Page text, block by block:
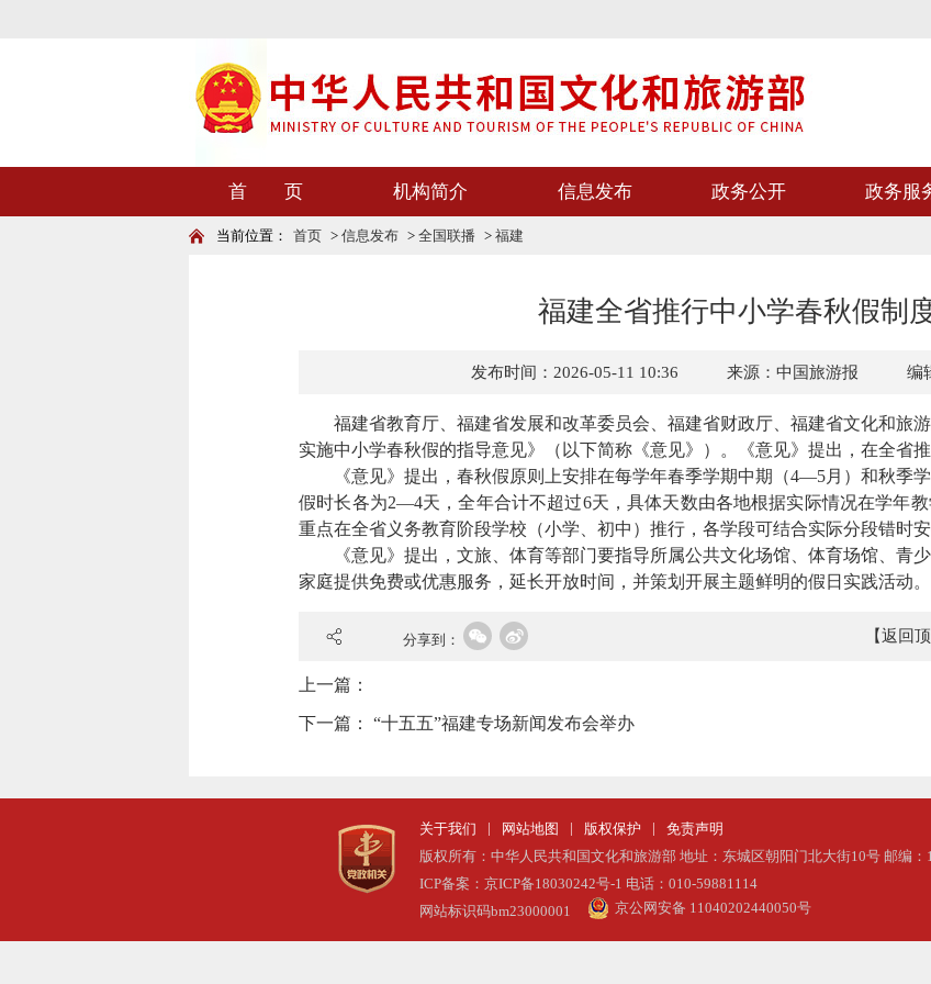
首 页 机构简介 信息发布 政务公开 政务服
当前位置： 首页 > 信息发布 > 全国联播 > 福建
福建全省推行中小学春秋假制
发布时间：2026-05-11 10:36 来源：中国旅游报 编
福建省教育厅、福建省发展和改革委员会、福建省财政厅、福建省文化和旅
实施中小学春秋假的指导意见》（以下简称《意见》）。《意见》提出，在全省推
《意见》提出，春秋假原则上安排在每学年春季学期中期（4—5月）和秋季
假时长各为2—4天，全年合计不超过6天，具体天数由各地根据实际情况在学年
重点在全省义务教育阶段学校（小学、初中）推行，各学段可结合实际分段错时安
《意见》提出，文旅、体育等部门要指导所属公共文化场馆、体育场馆、青少
家庭提供免费或优惠服务，延长开放时间，并策划开展主题鲜明的假日实践活动。
分享到： 【返回
上一篇：
下一篇： “十五五”福建专场新闻发布会举办